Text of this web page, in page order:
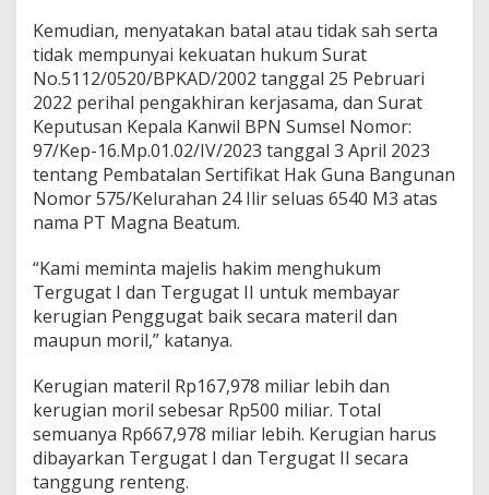
Kemudian, menyatakan batal atau tidak sah serta
tidak mempunyai kekuatan hukum Surat
No.5112/0520/BPKAD/2002 tanggal 25 Pebruari
2022 perihal pengakhiran kerjasama, dan Surat
Keputusan Kepala Kanwil BPN Sumsel Nomor:
97/Kep-16.Mp.01.02/IV/2023 tanggal 3 April 2023
tentang Pembatalan Sertifikat Hak Guna Bangunan
Nomor 575/Kelurahan 24 Ilir seluas 6540 M3 atas
nama PT Magna Beatum.
“Kami meminta majelis hakim menghukum
Tergugat I dan Tergugat II untuk membayar
kerugian Penggugat baik secara materil dan
maupun moril,” katanya.
Kerugian materil Rp167,978 miliar lebih dan
kerugian moril sebesar Rp500 miliar. Total
semuanya Rp667,978 miliar lebih. Kerugian harus
dibayarkan Tergugat I dan Tergugat II secara
tanggung renteng.